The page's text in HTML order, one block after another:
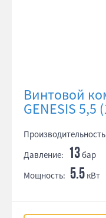
Винтовой
GENESIS 5,5
Давление: 13бар
Мощность: 5.5 кВт